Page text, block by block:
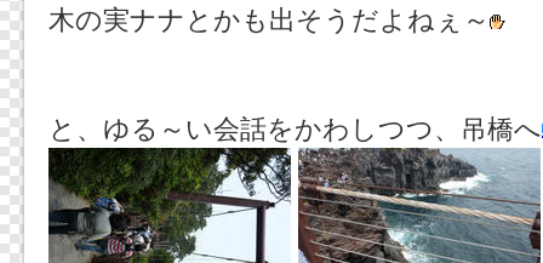
木の実ナナとかも出そうだよねぇ～
と、ゆる～い会話をかわしつつ、吊橋へ